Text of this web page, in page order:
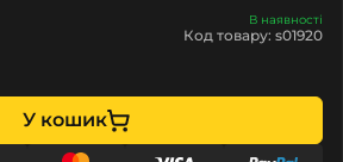
В наявності
Код товару: s01920
У кошик